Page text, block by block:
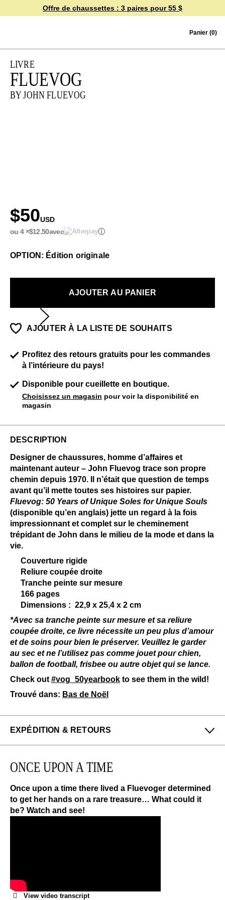
Skip to contentOffre de chaussettes : 3 paires pour 55 $
Panier (0)
LIVRE
FLUEVOG
BY JOHN FLUEVOG
$50USD
ou 4 ×$12.50avec ⓘ
OPTION: Édition originale
AJOUTER AU PANIER
AJOUTER À LA LISTE DE SOUHAITS
Profitez des retours gratuits pour les commandes
à l’intérieure du pays!
Disponible pour cueillette en boutique.
Choisissez un magasin pour voir la disponibilité en
magasin
DESCRIPTION
Designer de chaussures, homme d’affaires et
maintenant auteur – John Fluevog trace son propre
chemin depuis 1970. Il n’était que question de temps
avant qu’il mette toutes ses histoires sur papier.
Fluevog: 50 Years of Unique Soles for Unique Souls
(disponible qu’en anglais) jette un regard à la fois
impressionnant et complet sur le cheminement
trépidant de John dans le milieu de la mode et dans la
vie.
Couverture rigide
Reliure coupée droite
Tranche peinte sur mesure
166 pages
Dimensions : 22,9 x 25,4 x 2 cm
*Avec sa tranche peinte sur mesure et sa reliure
coupée droite, ce livre nécessite un peu plus d’amour
et de soins pour bien le préserver. Veuillez le garder
au sec et ne l’utilisez pas comme jouet pour chien,
ballon de football, frisbee ou autre objet qui se lance.
Check out #vog_50yearbook to see them in the wild!
Trouvé dans: Bas de Noël
EXPÉDITION & RETOURS
commandes aux États-Unis.
chaussures à plein prix qui n'ont pas été portées
dans les 14 jours suivant leur achat.
ONCE UPON A TIME
Once upon a time there lived a Fluevoger determined
to get her hands on a rare treasure… What could it
be? Watch and see!
View video transcript